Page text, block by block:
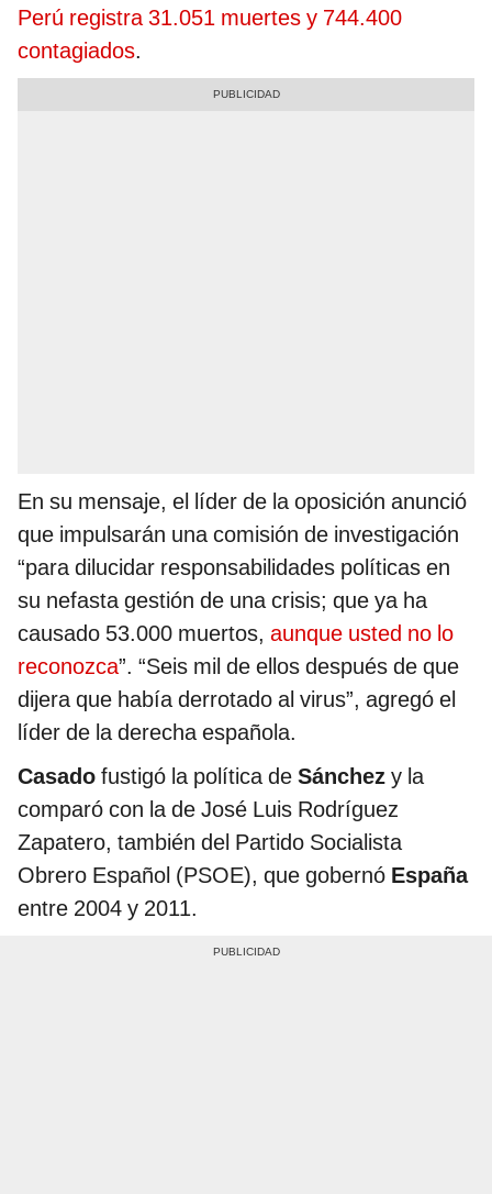
Perú registra 31.051 muertes y 744.400
contagiados.
En su mensaje, el líder de la oposición anunció
que impulsarán una comisión de investigación
“para dilucidar responsabilidades políticas en
su nefasta gestión de una crisis; que ya ha
causado 53.000 muertos, aunque usted no lo
reconozca”. “Seis mil de ellos después de que
dijera que había derrotado al virus”, agregó el
líder de la derecha española.
Casado fustigó la política de Sánchez y la
comparó con la de José Luis Rodríguez
Zapatero, también del Partido Socialista
Obrero Español (PSOE), que gobernó España
entre 2004 y 2011.